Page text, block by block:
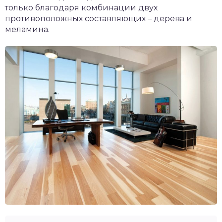
только благодаря комбинации двух
противоположных составляющих – дерева и
меламина.